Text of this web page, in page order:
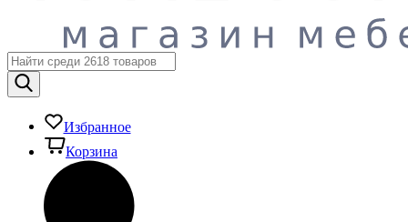
Избранное
Корзина